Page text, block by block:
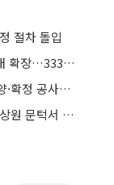
절차 돌입
포스코이앤씨, 신반포19·25차 한강 조망 3배 확장…333m 초광폭 프리미엄
신반포19·25차 수주전, 포스코이앤씨 후분양·확정 공사비로 조합원 부담 '제로' 도전
美 클래리티 법안 연내 통과 가능성 13%…상원 문턱서 제동